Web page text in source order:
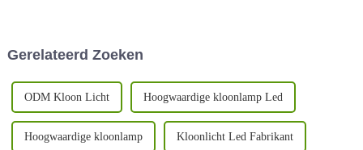
Gerelateerd Zoeken
ODM Kloon Licht Hoogwaardige kloonlamp Led
Hoogwaardige kloonlamp Kloonlicht Led Fabrikant